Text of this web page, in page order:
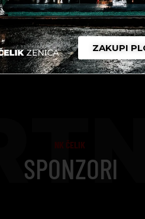
NK ČELIK
SPONZORI
ZAKUPI